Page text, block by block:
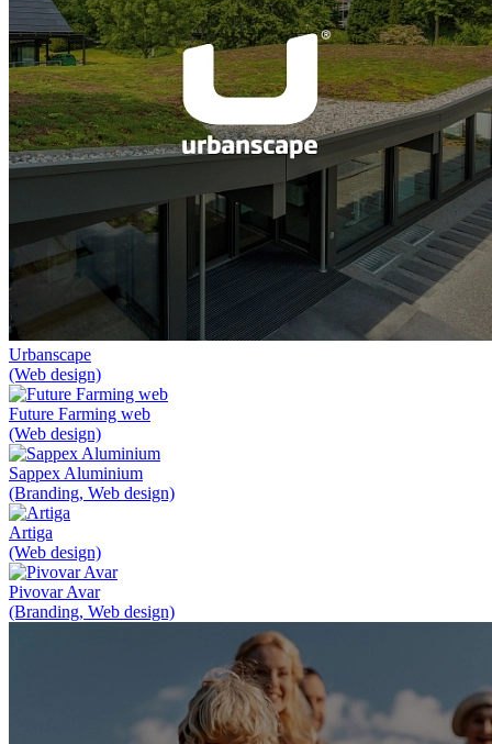
Urbanscape
(Web design)
Future Farming web
(Web design)
Sappex Aluminium
(Branding, Web design)
Artiga
(Web design)
Pivovar Avar
(Branding, Web design)